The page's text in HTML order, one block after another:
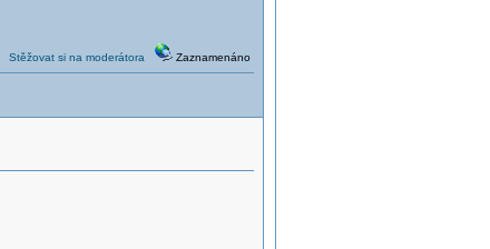
Stěžovat si na moderátora Zaznamenáno